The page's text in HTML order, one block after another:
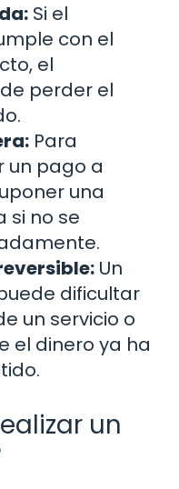
Si el
con el
el
perder el
Para
un pago a
una
si no se
Un
dificultar
un servicio o
el dinero ya ha
un